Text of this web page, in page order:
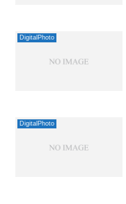
DigitalPhoto
DigitalPhoto